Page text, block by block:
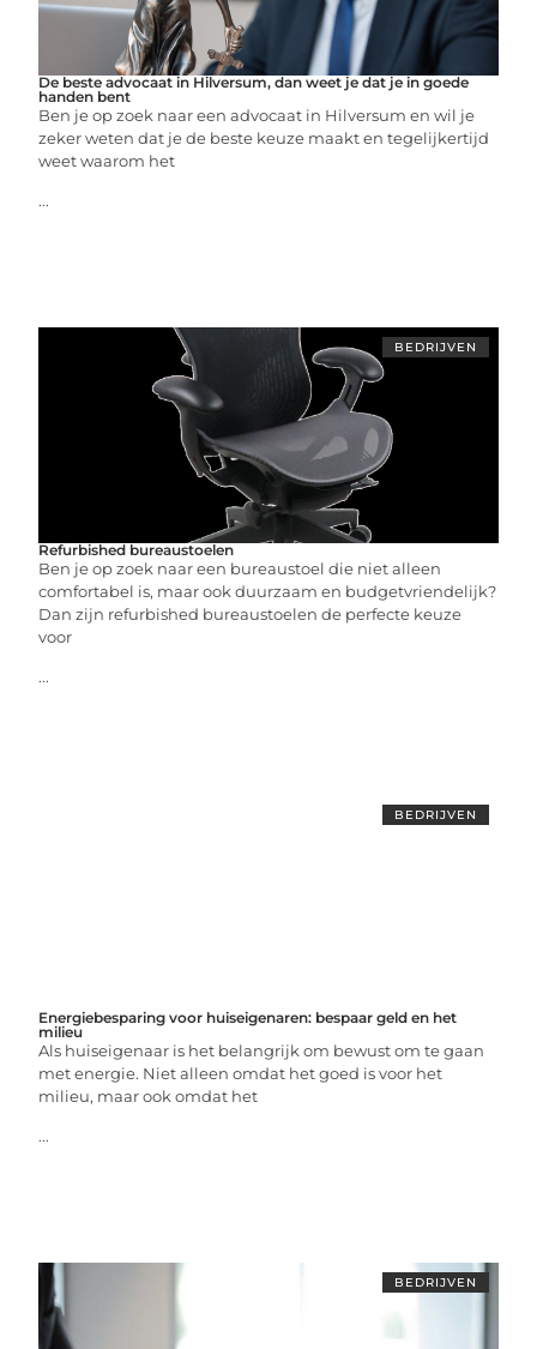
De beste advocaat in Hilversum, dan weet je dat je in goede
handen bent
Ben je op zoek naar een advocaat in Hilversum en wil je
zeker weten dat je de beste keuze maakt en tegelijkertijd
weet waarom het
...
BEDRIJVEN
Refurbished bureaustoelen
Ben je op zoek naar een bureaustoel die niet alleen
comfortabel is, maar ook duurzaam en budgetvriendelijk?
Dan zijn refurbished bureaustoelen de perfecte keuze
voor
...
BEDRIJVEN
Energiebesparing voor huiseigenaren: bespaar geld en het
milieu
Als huiseigenaar is het belangrijk om bewust om te gaan
met energie. Niet alleen omdat het goed is voor het
milieu, maar ook omdat het
...
BEDRIJVEN